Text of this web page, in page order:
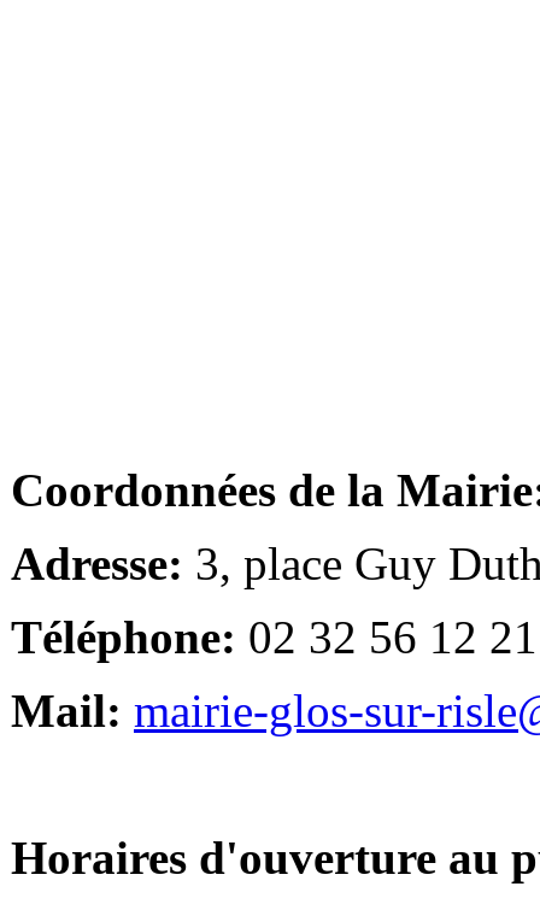
Coordonnées de la
Adresse: 3, place Guy
Téléphone: 02 32 56 12 21
Mail: mairie-glos-sur-
Horaires d'ouverture au